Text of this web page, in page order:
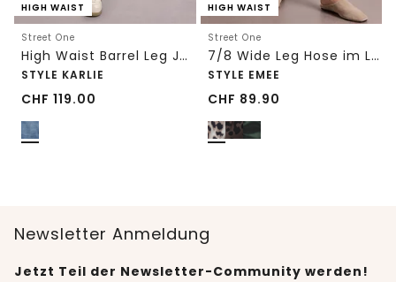
HIGH WAIST
Street One
High Waist Barrel Leg Jeans im Loose Fit
STYLE KARLIE
CHF 119.00
HIGH WAIST
Street One
7/8 Wide Leg Hose im Loose Fit mit Print
STYLE EMEE
CHF 89.90
Newsletter Anmeldung
Jetzt Teil der Newsletter-Community werden!